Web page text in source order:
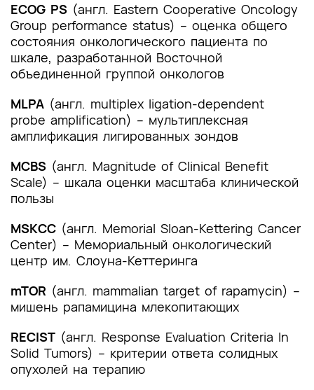
ECOG PS (англ. Eastern Cooperative Oncology
Group performance status) – оценка общего
состояния онкологического пациента по
шкале, разработанной Восточной
объединенной группой онкологов
MLPA (англ. multiplex ligation-dependent
probe amplification) – мультиплексная
амплификация лигированных зондов
MCBS (англ. Magnitude of Clinical Benefit
Scale) – шкала оценки масштаба клинической
пользы
MSKCC (англ. Memorial Sloan-Kettering Cancer
Center) – Мемориальный онкологический
центр им. Слоуна-Кеттеринга
mTOR (англ. mammalian target of rapamycin) –
мишень рапамицина млекопитающих
RECIST (англ. Response Evaluation Criteria In
Solid Tumors) – критерии ответа солидных
опухолей на терапию